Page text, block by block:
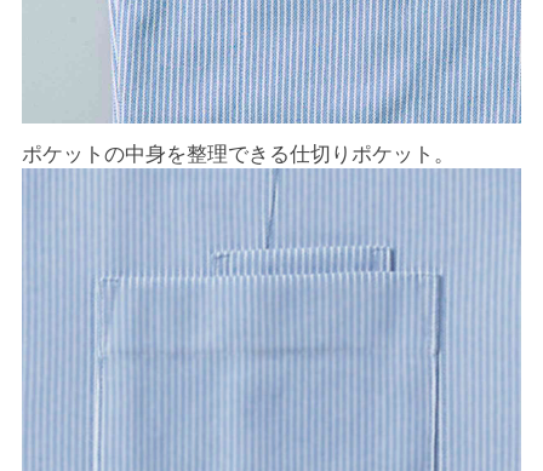
ポケットの中身を整理できる仕切りポケット。